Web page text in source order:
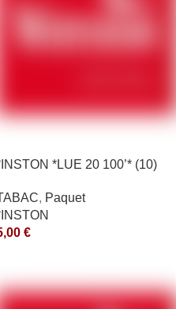
*LUE 20 100’* (10)
, Paquet
€